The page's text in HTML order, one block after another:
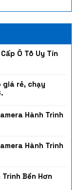
Ô Tô Uy Tín
giá rẻ, chạy
Hành Trình
Hành Trình
Bền Hơn